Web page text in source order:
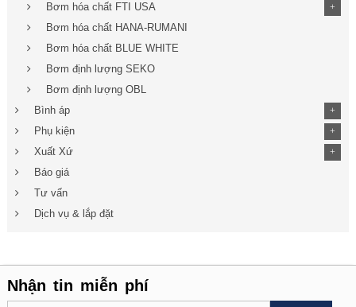
Bơm hóa chất FTI USA
+
Bơm hóa chất HANA-RUMANI
Bơm hóa chất BLUE WHITE
Bơm định lượng SEKO
Bơm định lượng OBL
Bình áp
+
Phụ kiện +
Xuất Xứ +
Báo giá
Tư vấn
Dịch vụ & lắp đặt
Nhận tin miễn phí